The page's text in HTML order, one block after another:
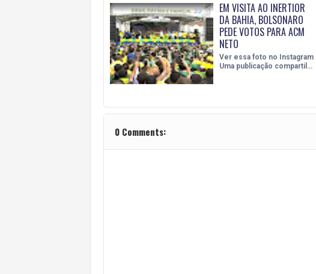
EM VISITA AO INERTIOR
DA BAHIA, BOLSONARO
PEDE VOTOS PARA ACM
NETO
Ver essa foto no Instagram
Uma publicação compartil…
0 Comments: